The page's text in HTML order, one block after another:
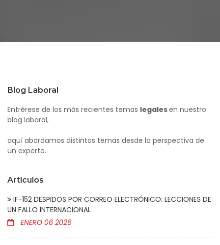
Blog Laboral
Entrérese de los más recientes temas legalesen nuestro
blog laboral,
aquí abordamos distintos temas desde la perspectiva de
un experto.
Artículos
IF-152 DESPIDOS POR CORREO ELECTRÓNICO: LECCIONES DE
UN FALLO INTERNACIONAL
ENERO 06 2026